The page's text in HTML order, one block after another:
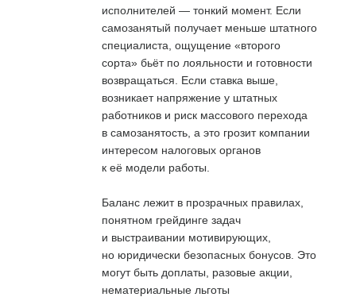
исполнителей — тонкий момент. Если
самозанятый получает меньше штатного
специалиста, ощущение «второго
сорта» бьёт по лояльности и готовности
возвращаться. Если ставка выше,
возникает напряжение у штатных
работников и риск массового перехода
в самозанятость, а это грозит компании
интересом налоговых органов
к её модели работы.
Баланс лежит в прозрачных правилах,
понятном грейдинге задач
и выстраивании мотивирующих,
но юридически безопасных бонусов. Это
могут быть доплаты, разовые акции,
нематериальные льготы